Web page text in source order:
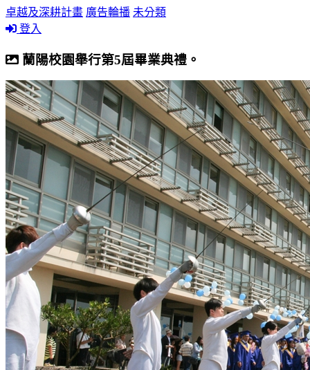
卓越及深耕計畫 廣告輪播 未分類
登入
蘭陽校園舉行第5屆畢業典禮。